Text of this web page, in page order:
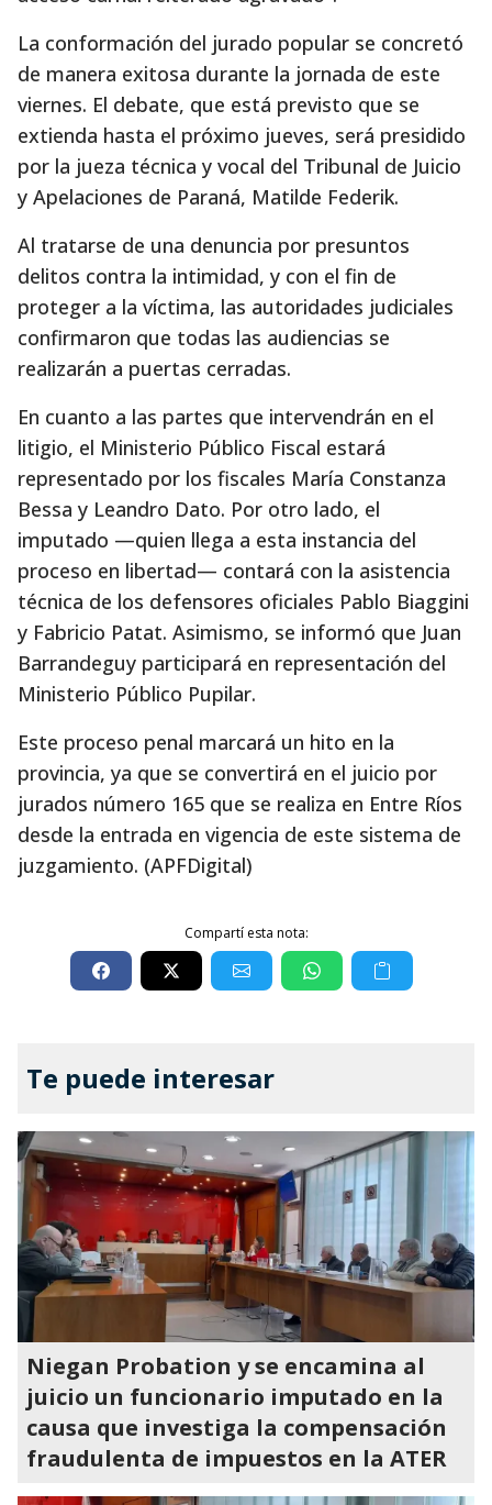
La conformación del jurado popular se concretó
de manera exitosa durante la jornada de este
viernes. El debate, que está previsto que se
extienda hasta el próximo jueves, será presidido
por la jueza técnica y vocal del Tribunal de Juicio
y Apelaciones de Paraná, Matilde Federik.
Al tratarse de una denuncia por presuntos
delitos contra la intimidad, y con el fin de
proteger a la víctima, las autoridades judiciales
confirmaron que todas las audiencias se
realizarán a puertas cerradas.
En cuanto a las partes que intervendrán en el
litigio, el Ministerio Público Fiscal estará
representado por los fiscales María Constanza
Bessa y Leandro Dato. Por otro lado, el
imputado —quien llega a esta instancia del
proceso en libertad— contará con la asistencia
técnica de los defensores oficiales Pablo Biaggini
y Fabricio Patat. Asimismo, se informó que Juan
Barrandeguy participará en representación del
Ministerio Público Pupilar.
Este proceso penal marcará un hito en la
provincia, ya que se convertirá en el juicio por
jurados número 165 que se realiza en Entre Ríos
desde la entrada en vigencia de este sistema de
juzgamiento. (APFDigital)
Compartí esta nota:
Te puede interesar
Niegan Probation y se encamina al
juicio un funcionario imputado en la
causa que investiga la compensación
fraudulenta de impuestos en la ATER